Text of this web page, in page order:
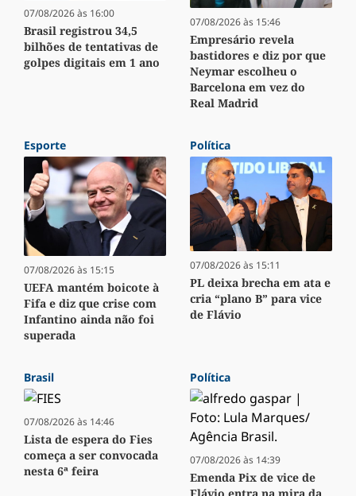
07/08/2026 às 16:00
Brasil registrou 34,5
bilhões de tentativas de
golpes digitais em 1 ano
07/08/2026 às 15:46
Empresário revela
bastidores e diz por que
Neymar escolheu o
Barcelona em vez do
Real Madrid
Esporte
07/08/2026 às 15:15
UEFA mantém boicote à
Fifa e diz que crise com
Infantino ainda não foi
superada
Política
07/08/2026 às 15:11
PL deixa brecha em ata e
cria “plano B” para vice
de Flávio
Brasil
07/08/2026 às 14:46
Lista de espera do Fies
começa a ser convocada
nesta 6ª feira
Política
07/08/2026 às 14:39
Emenda Pix de vice de